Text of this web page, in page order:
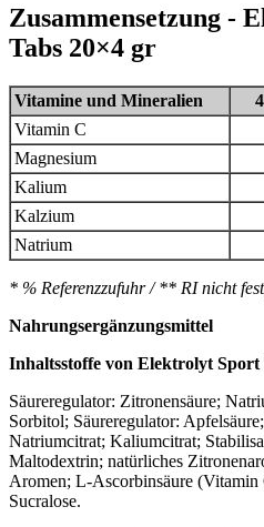
Zusammensetzung -
Tabs 20×4 gr
Vitamine und Mineralien
Vitamin C
Magnesium
Kalium
Kalzium
Natrium
* % Referenzzufuhr / ** RI nicht
Nahrungsergänzungsmittel
Inhaltsstoffe von Elektrolyt Sport
Säureregulator: Zitronensäure;
Sorbitol; Säureregulator:
Natriumcitrat; Kaliumcitrat;
Maltodextrin; natürliches
Aromen; L-Ascorbinsäure (Vitamin
Sucralose.